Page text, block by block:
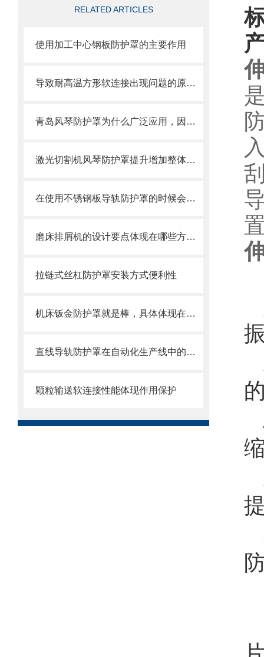
RELATED ARTICLES
使用加工中心钢板防护罩的主要作用
导致耐高温方形软连接出现问题的原因大家都遇到哪些？
青岛风琴防护罩为什么广泛应用，因为它的优点太多了
激光切割机风琴防护罩提升增加整体机床的价值
在使用不锈钢板导轨防护罩的时候会有哪几种效果呢？
磨床排屑机的设计要点体现在哪些方面？
拉链式丝杠防护罩安装方式便利性
机床钣金防护罩就是棒，具体体现在哪些方面呢
直线导轨防护罩在自动化生产线中的作用
颗粒输送软连接性能体现作用保护